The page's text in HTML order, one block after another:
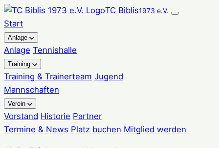
Zum
Inhalt
springen
TC Biblis1973 e.V.
Start
Anlage
Anlage Tennishalle
Training
Training & Trainerteam Jugend
Mannschaften
Verein
Vorstand Historie Partner
Termine & News Platz buchen Mitglied werden